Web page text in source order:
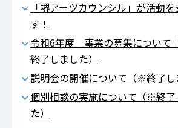
「堺アーツカウンシル」が活動
す！
令和6年度 事業の募集について
終了しました）
説明会の開催について（※終了し
個別相談の実施について（※終了
た）